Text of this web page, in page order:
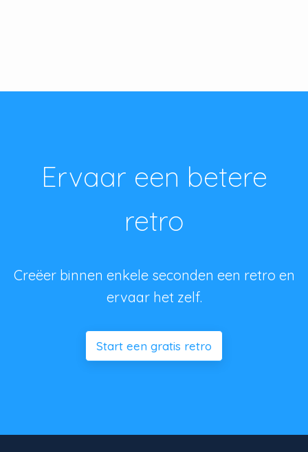
Ervaar een betere
retro
Creëer binnen enkele seconden een retro en
ervaar het zelf.
Start een gratis retro